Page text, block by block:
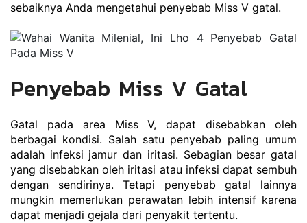
sebaiknya Anda mengetahui penyebab Miss V gatal.
Penyebab Miss V Gatal
Gatal pada area Miss V, dapat disebabkan oleh
berbagai kondisi. Salah satu penyebab paling umum
adalah infeksi jamur dan iritasi. Sebagian besar gatal
yang disebabkan oleh iritasi atau infeksi dapat sembuh
dengan sendirinya. Tetapi penyebab gatal lainnya
mungkin memerlukan perawatan lebih intensif karena
dapat menjadi gejala dari penyakit tertentu.